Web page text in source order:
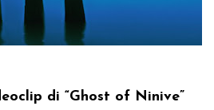
di “Ghost of Ninive”